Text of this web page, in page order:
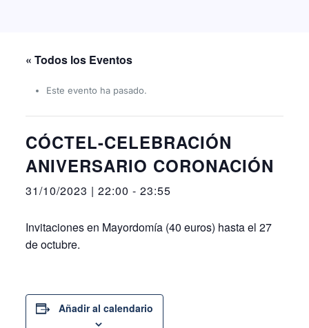
« Todos los Eventos
Este evento ha pasado.
CÓCTEL-CELEBRACIÓN
ANIVERSARIO CORONACIÓN
31/10/2023 | 22:00 - 23:55
Invitaciones en Mayordomía (40 euros) hasta el 27
de octubre.
Añadir al calendario